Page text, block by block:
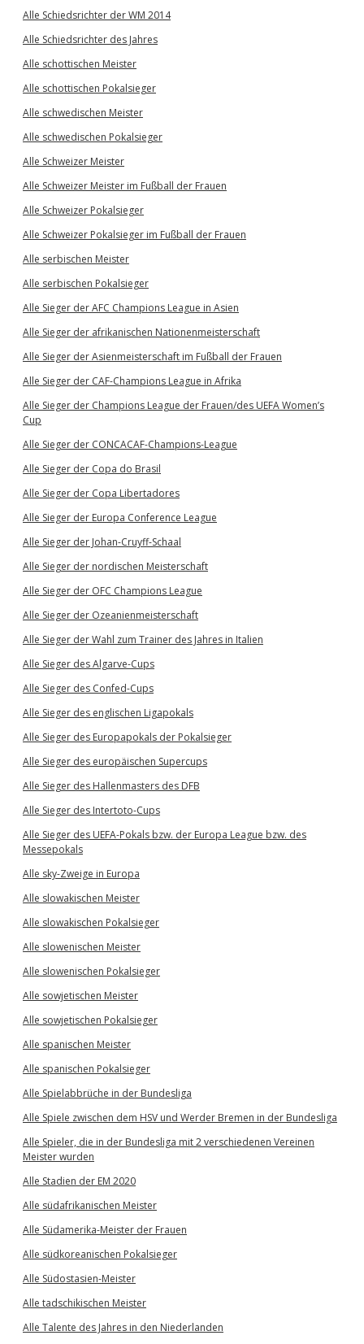
Alle Schiedsrichter der WM 2014
Alle Schiedsrichter des Jahres
Alle schottischen Meister
Alle schottischen Pokalsieger
Alle schwedischen Meister
Alle schwedischen Pokalsieger
Alle Schweizer Meister
Alle Schweizer Meister im Fußball der Frauen
Alle Schweizer Pokalsieger
Alle Schweizer Pokalsieger im Fußball der Frauen
Alle serbischen Meister
Alle serbischen Pokalsieger
Alle Sieger der AFC Champions League in Asien
Alle Sieger der afrikanischen Nationenmeisterschaft
Alle Sieger der Asienmeisterschaft im Fußball der Frauen
Alle Sieger der CAF-Champions League in Afrika
Alle Sieger der Champions League der Frauen/des UEFA Women’s
Cup
Alle Sieger der CONCACAF-Champions-League
Alle Sieger der Copa do Brasil
Alle Sieger der Copa Libertadores
Alle Sieger der Europa Conference League
Alle Sieger der Johan-Cruyff-Schaal
Alle Sieger der nordischen Meisterschaft
Alle Sieger der OFC Champions League
Alle Sieger der Ozeanienmeisterschaft
Alle Sieger der Wahl zum Trainer des Jahres in Italien
Alle Sieger des Algarve-Cups
Alle Sieger des Confed-Cups
Alle Sieger des englischen Ligapokals
Alle Sieger des Europapokals der Pokalsieger
Alle Sieger des europäischen Supercups
Alle Sieger des Hallenmasters des DFB
Alle Sieger des Intertoto-Cups
Alle Sieger des UEFA-Pokals bzw. der Europa League bzw. des
Messepokals
Alle sky-Zweige in Europa
Alle slowakischen Meister
Alle slowakischen Pokalsieger
Alle slowenischen Meister
Alle slowenischen Pokalsieger
Alle sowjetischen Meister
Alle sowjetischen Pokalsieger
Alle spanischen Meister
Alle spanischen Pokalsieger
Alle Spielabbrüche in der Bundesliga
Alle Spiele zwischen dem HSV und Werder Bremen in der Bundesliga
Alle Spieler, die in der Bundesliga mit 2 verschiedenen Vereinen
Meister wurden
Alle Stadien der EM 2020
Alle südafrikanischen Meister
Alle Südamerika-Meister der Frauen
Alle südkoreanischen Pokalsieger
Alle Südostasien-Meister
Alle tadschikischen Meister
Alle Talente des Jahres in den Niederlanden